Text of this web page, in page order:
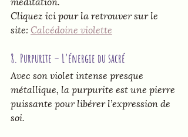
Cliquez ici pour la retrouver sur le
site: Calcédoine violette
8. Purpurite – L’énergie du sacré
Avec son violet intense presque
métallique, la purpurite est une pierre
puissante pour libérer l’expression de
soi.